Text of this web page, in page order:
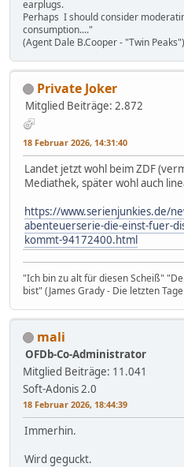
earplugs.
Perhaps I should consider
consumption...."
(Agent Dale B.Cooper - "Twin Peaks")
Private Joker
Mitglied Beiträge: 2.872
18 Februar 2026, 14:31:40
Landet jetzt wohl beim ZDF
Mediathek, später wohl auch
https://www.serienjunkies.de/
abenteuerserie-die-einst-fuer-
kommt-94172400.html
"Ich bin zu alt für diesen Scheiß"
bist" (James Grady - Die letzten
mali
OFDb-Co-Administrator
Mitglied Beiträge: 11.041
Soft-Adonis 2.0
18 Februar 2026, 18:44:39
Immerhin.
Wird geguckt.